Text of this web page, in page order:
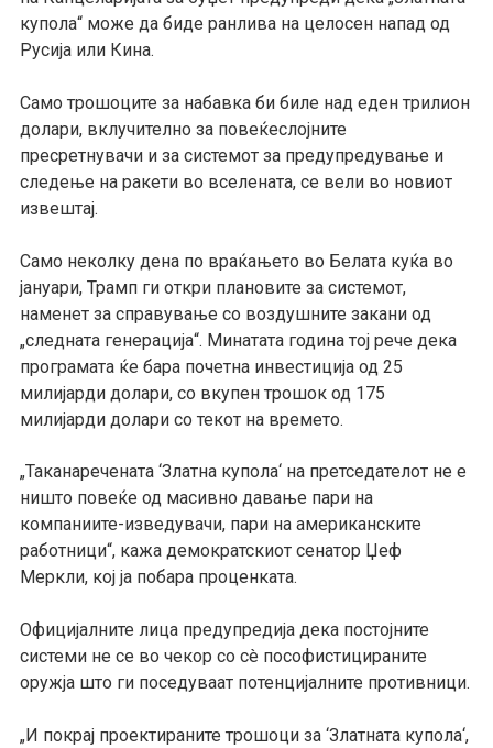
купола“ може да биде ранлива на целосен напад од
Русија или Кина.
Само трошоците за набавка би биле над еден трилион
долари, вклучително за повеќеслојните
пресретнувачи и за системот за предупредување и
следење на ракети во вселената, се вели во новиот
извештај.
Само неколку дена по враќањето во Белата куќа во
јануари, Трамп ги откри плановите за системот,
наменет за справување со воздушните закани од
„следната генерација“. Минатата година тој рече дека
програмата ќе бара почетна инвестиција од 25
милијарди долари, со вкупен трошок од 175
милијарди долари со текот на времето.
„Таканаречената ‘Златна купола‘ на претседателот не е
ништо повеќе од масивно давање пари на
компаниите-изведувачи, пари на американските
работници“, кажа демократскиот сенатор Џеф
Меркли, кој ја побара проценката.
Официјалните лица предупредија дека постојните
системи не се во чекор со сè пософистицираните
оружја што ги поседуваат потенцијалните противници.
„И покрај проектираните трошоци за ‘Златната купола‘,